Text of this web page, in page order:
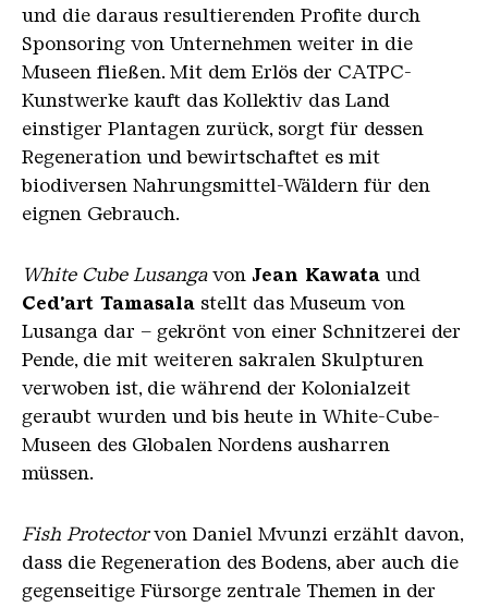
und die daraus resultierenden Profite durch
Sponsoring von Unternehmen weiter in die
Museen fließen. Mit dem Erlös der CATPC-
Kunstwerke kauft das Kollektiv das Land
einstiger Plantagen zurück, sorgt für dessen
Regeneration und bewirtschaftet es mit
biodiversen Nahrungsmittel-Wäldern für den
eignen Gebrauch.
White Cube Lusangavon Jean Kawata und
Ced’art Tamasala stellt das Museum von
Lusanga dar – gekrönt von einer Schnitzerei der
Pende, die mit weiteren sakralen Skulpturen
verwoben ist, die während der Kolonialzeit
geraubt wurden und bis heute in White-Cube-
Museen des Globalen Nordens ausharren
müssen.
Fish Protectorvon Daniel Mvunzi erzählt davon,
dass die Regeneration des Bodens, aber auch die
gegenseitige Fürsorge zentrale Themen in der